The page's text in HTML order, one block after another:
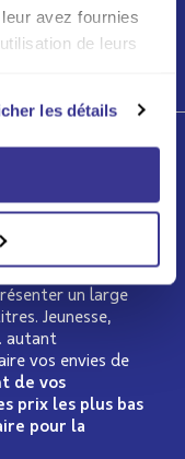
avez fournies
de leurs
les détails
comme le
regroupons
de presse
pourquoi nous
un large
Jeunesse,
autant
vos envies de
de vos
prix les plus bas
pour la